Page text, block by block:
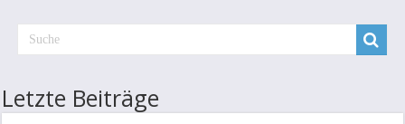
Letzte Beiträge